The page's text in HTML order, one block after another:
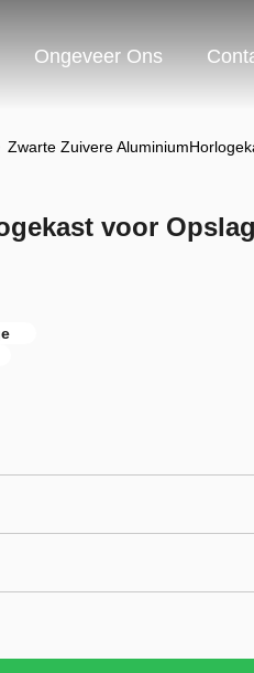
Ongeveer Ons
Zwarte Zuivere
voor